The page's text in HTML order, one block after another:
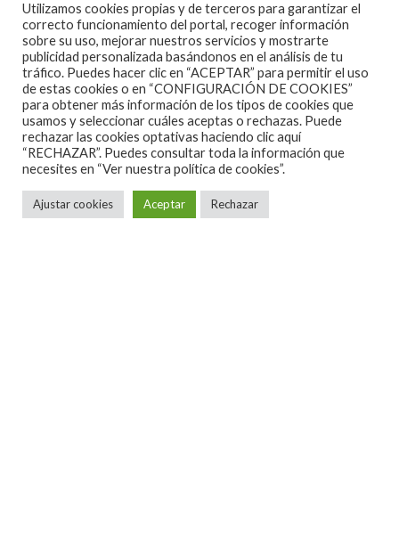
Noticias · 1 Minuto de lectura
Y&T – EARTHQUAKE. THE A&M
YEARS 1981-1985 : TRACKLIST DE
LOS 4 CD´S
Utilizamos cookies propias y de terceros para garantizar el
correcto funcionamiento del portal, recoger información
sobre su uso, mejorar nuestros servicios y mostrarte
publicidad personalizada basándonos en el análisis de tu
tráfico. Puedes hacer clic en “ACEPTAR” para permitir el uso
de estas cookies o en “CONFIGURACIÓN DE COOKIES”
para obtener más información de los tipos de cookies que
usamos y seleccionar cuáles aceptas o rechazas. Puede
rechazar las cookies optativas haciendo clic aquí
“RECHAZAR”. Puedes consultar toda la información que
necesites en “Ver nuestra política de cookies”.
Ajustar cookies Aceptar Rechazar